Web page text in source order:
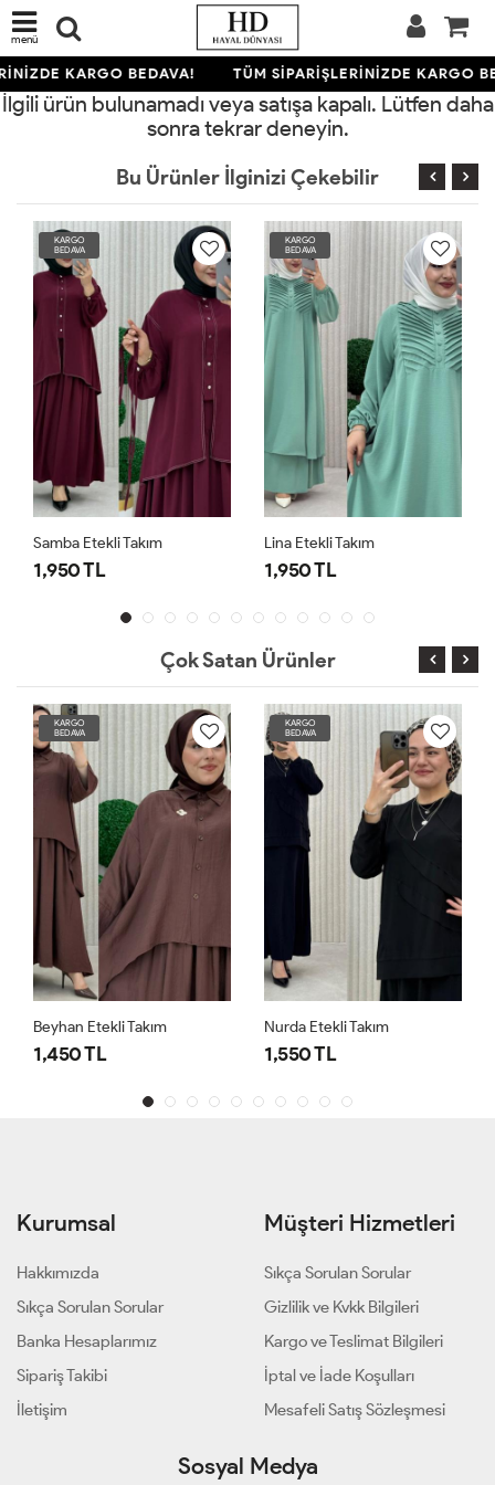
menü
KARGO BEDAVA! TÜM SİPARİŞLERİNİZDE KARGO
İlgili ürün bulunamadı veya satışa kapalı. Lütfen daha
sonra tekrar deneyin.
Bu Ürünler İlginizi Çekebilir
KARGO
BEDAVA
Samba Etekli Takım
1,950 TL
KARGO
BEDAVA
Lina Etekli Takım
1,950 TL
Çok Satan Ürünler
KARGO
BEDAVA
Beyhan Etekli Takım
1,450 TL
KARGO
BEDAVA
Nurda Etekli Takım
1,550 TL
Kurumsal
Hakkımızda
Sıkça Sorulan Sorular
Banka Hesaplarımız
Sipariş Takibi
İletişim
Müşteri Hizmetleri
Sıkça Sorulan Sorular
Gizlilik ve Kvkk Bilgileri
Kargo ve Teslimat Bilgileri
İptal ve İade Koşulları
Mesafeli Satış Sözleşmesi
Sosyal Medya